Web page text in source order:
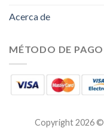
Acerca de
MÉTODO DE PAGO
Copyright 2026 ©